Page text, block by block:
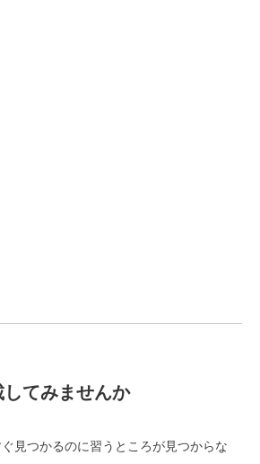
てみませんか
ぐ見つかるのに習うところが見つからな